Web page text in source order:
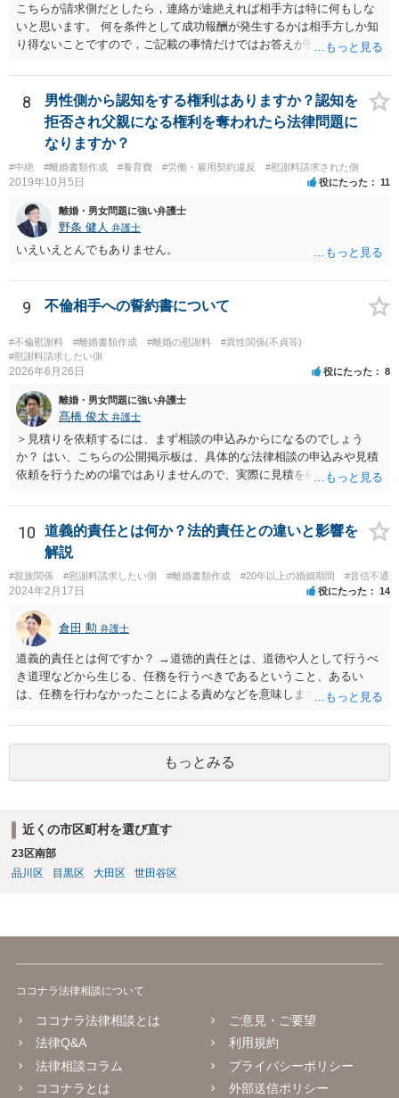
こちらが請求側だとしたら，連絡が途絶えれば相手方は特に何もしな
いと思います。 何を条件として成功報酬が発生するかは相手方しか知
り得ないことですので，ご記載の事情だけではお答えが難しいです。
せずに続いていることも，いずれもあり得ると思います。個々の弁護
士の考え方によります。
8
男性側から認知をする権利はありますか？認知を
拒否され父親になる権利を奪われたら法律問題に
なりますか？
#中絶 #離婚書類作成 #養育費 #労働・雇用契約違反 #慰謝料請求された側
2019年10月5日 役にたった 11
離婚・男女問題に強い弁護士
野条 健人 弁護士
いえいえとんでもありません。
9 不倫相手への誓約書について
#不倫慰謝料 #離婚書類作成 #離婚の慰謝料
#異性関係(不貞等)
#慰謝料請求したい側
2026年6月26日 役にたった 8
離婚・男女問題に強い弁護士
髙橋 俊太 弁護士
＞見積りを依頼するには、まず相談の申込みからになるのでしょう
か？ はい、こちらの公開掲示板は、具体的な法律相談の申込みや見積
依頼を行うための場ではありませんので、実際に見積を確認されたい
わせをしていただく必要があります。
10
道義的責任とは何か？法的責任との違いと影響を
解説
#親族関係 #慰謝料請求したい側 #離婚書類作成 #20年以上の婚姻期間 #音信不通
2024年2月17日 役にたった 14
倉田 勲 弁護士
道義的責任とは何ですか？ →道徳的責任とは、道徳や人として行うべ
き道理などから生じる、任務を行うべきであるということ、あるい
は、任務を行わなかったことによる責めなどを意味します。 道義的責
則はありませんが、道義的責任を果たさないことで、他人からの信用
を無くす、不遇を受けるなどの一般的にはそのような事実上の不利益
もっとみる
近くの市区町村を選び直す
23区南部
品川区
目黒区 大田区 世田谷区
ココナラ法律相談について
ココナラ法律相談とは
法律Q&A
法律相談コラム
ココナラとは
ご意見・ご要望
利用規約
プライバシーポリシー
外部送信ポリシー